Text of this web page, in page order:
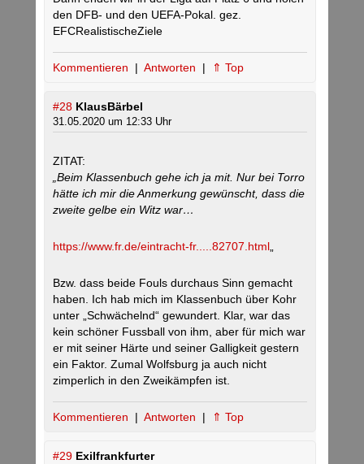
den DFB- und den UEFA-Pokal. gez.
EFCRealistischeZiele
Kommentieren | Antworten | ⇑ Top
#28 KlausBärbel
31.05.2020 um 12:33 Uhr
ZITAT:
„Beim Klassenbuch gehe ich ja mit. Nur bei Torro
hätte ich mir die Anmerkung gewünscht, dass die
zweite gelbe ein Witz war…
https://www.fr.de/eintracht-fr.....82707.html
Bzw. dass beide Fouls durchaus Sinn gemacht
haben. Ich hab mich im Klassenbuch über Kohr
unter „Schwächelnd“ gewundert. Klar, war das
kein schöner Fussball von ihm, aber für mich war
er mit seiner Härte und seiner Galligkeit gestern
ein Faktor. Zumal Wolfsburg ja auch nicht
zimperlich in den Zweikämpfen ist.
Kommentieren | Antworten | ⇑ Top
#29 Exilfrankfurter